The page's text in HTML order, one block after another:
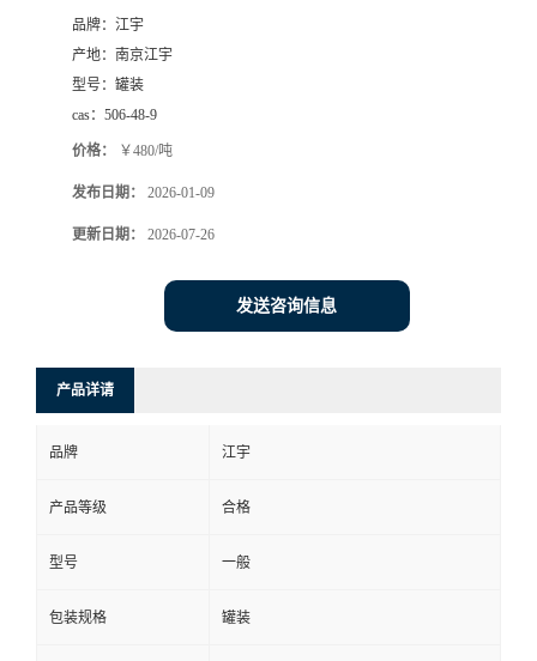
品牌： 江宇
产地： 南京江宇
型号： 罐装
cas： 506-48-9
价格： ￥480/吨
发布日期： 2026-01-09
更新日期： 2026-07-26
发送咨询信息
产品详请
品牌 江宇
产品等级 合格
型号 一般
包装规格 罐装